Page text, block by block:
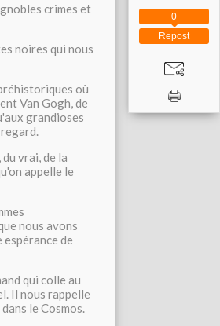
crimes et
noires qui nous
où
Van Gogh, de
grandioses
vrai, de la
appelle le
nous avons
de
qui colle au
Il nous rappelle
le Cosmos.
Repost
0